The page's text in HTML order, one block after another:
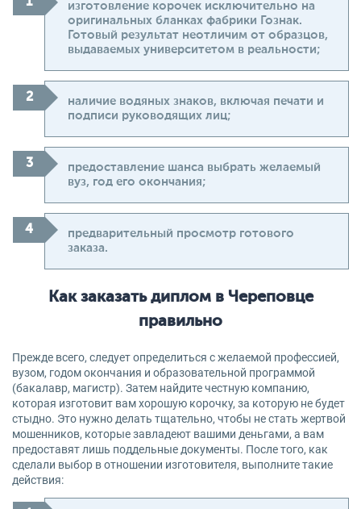
изготовление корочек исключительно на
оригинальных бланках фабрики Гознак.
Готовый результат неотличим от образцов,
выдаваемых университетом в реальности;
наличие водяных знаков, включая печати и
подписи руководящих лиц;
предоставление шанса выбрать желаемый
вуз, год его окончания;
предварительный просмотр готового
заказа.
Как заказать диплом в Череповце
правильно
Прежде всего, следует определиться с желаемой профессией,
вузом, годом окончания и образовательной программой
(бакалавр, магистр). Затем найдите честную компанию,
которая изготовит вам хорошую корочку, за которую не будет
стыдно. Это нужно делать тщательно, чтобы не стать жертвой
мошенников, которые завладеют вашими деньгами, а вам
предоставят лишь поддельные документы. После того, как
сделали выбор в отношении изготовителя, выполните такие
действия: